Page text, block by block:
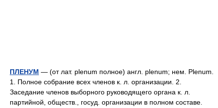
ПЛЕНУМ — (от лат. plenum полное) англ. plenum; нем. Plenum.
1. Полное собрание всех членов к. л. организации. 2.
Заседание членов выборного руководящего органа к. л.
партийной, обществ., госуд. организации в полном составе.